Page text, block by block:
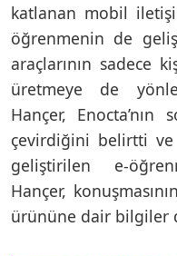
katlanan mobil
öğrenmenin de
araçlarının sadece
üretmeye de
Hançer,
çevirdiğini belirtti
geliştirilen e-
Hançer,
ürününe dair bilgiler